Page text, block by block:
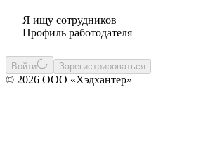
Я ищу сотрудников
Профиль работодателя
Войти Зарегистрироваться
© 2026 ООО «Хэдхантер»